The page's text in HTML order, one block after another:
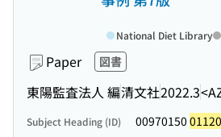
Paper 図書
東陽監査法人 編清文社2022.3
National Diet Library
Subject Heading (ID) 00970150